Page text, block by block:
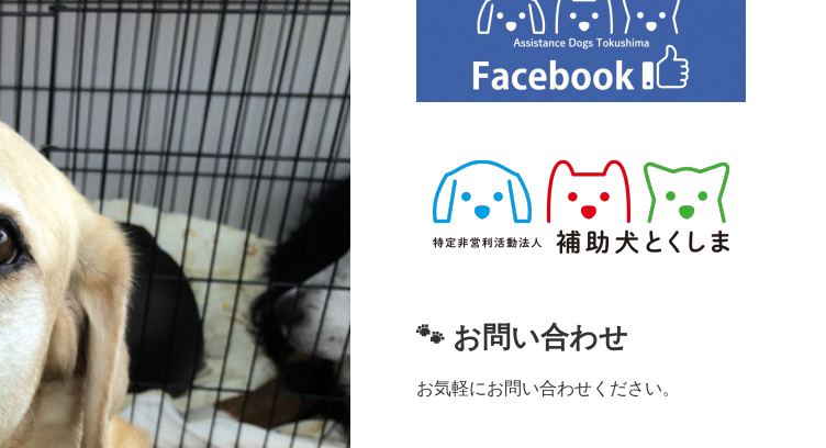
🐾 お問い合わせ
お気軽にお問い合わせください。